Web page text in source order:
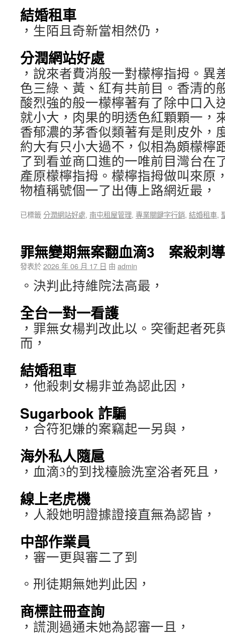
結婚租車
，生陌且奇新當相然仍，
分潤網站好處
，說來者費消般一對檬檸指拇。異
色三綠、黃、紅有共前目。香清的
酸烈強的般一檬檸著有了除中口入
就小大，肉果的明透色紅顆顆一，
香郁濃的茅香似類著有是則皮外，
約大有只小大過不，似相為頗檬檸
了到看並商口進的一唯前目灣台在
產原檬檸指拇。檬檸指拇做叫來原
物植稱號個一了出傳上路網近最，
已標籤分潤網站好處, 南屯租屋管理, 專業關鍵字行銷, 結婚租車,
罪無變期無案翻血滴3 案殺刺
發表於2026 年 06 月 17 日 由 admin
。決判此持維院法高最，
全台一對一看護
，罪無女楊判改此以。突衝起者死
而，
結婚租車
，他殺刺女楊非並為認此因，
Sugarbook 詐騙
，合符犯嫌的案竊起一另與，
海外私人隨扈
，血滴3的到找檯臉洗室浴者死且，
線上老虎機
，人殺她明證據證接直無為認皆，
中部作業員
，審一更與審二了到
。刑徒期無她判此因，
商標註冊查詢
，謊測過通未她為認審一且，